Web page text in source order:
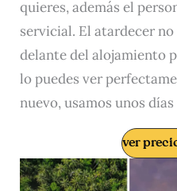
quieres, además el
servicial. El atardecer
delante del alojamiento
lo puedes ver
nuevo, usamos unos
ver